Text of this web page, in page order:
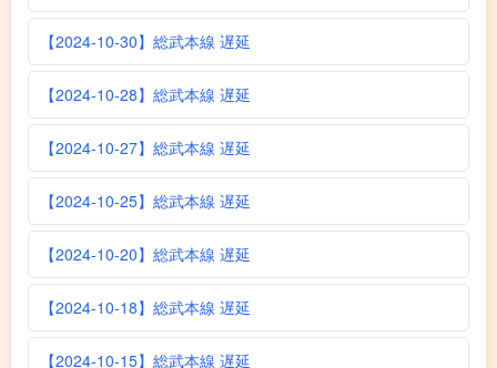
【2024-10-30】総武本線 遅延
【2024-10-28】総武本線 遅延
【2024-10-27】総武本線 遅延
【2024-10-25】総武本線 遅延
【2024-10-20】総武本線 遅延
【2024-10-18】総武本線 遅延
【2024-10-15】総武本線 遅延